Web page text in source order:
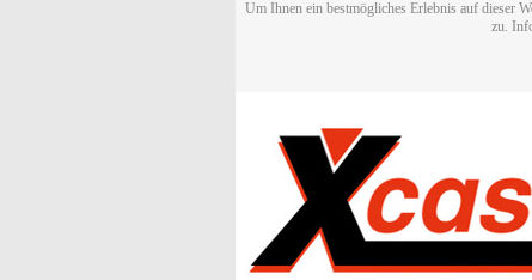
Um Ihnen ein bestmögliches Erlebnis auf dieser
zu.